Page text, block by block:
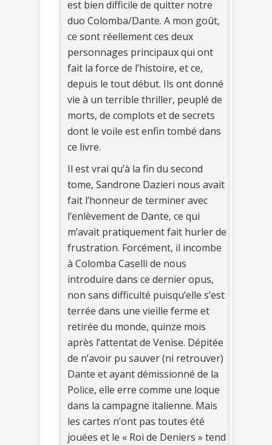
est bien difficile de quitter notre
duo Colomba/Dante. A mon goût,
ce sont réellement ces deux
personnages principaux qui ont
fait la force de l’histoire, et ce,
depuis le tout début. Ils ont donné
vie à un terrible thriller, peuplé de
morts, de complots et de secrets
dont le voile est enfin tombé dans
ce livre.
Il est vrai qu’à la fin du second
tome, Sandrone Dazieri nous avait
fait l’honneur de terminer avec
l’enlèvement de Dante, ce qui
m’avait pratiquement fait hurler de
frustration. Forcément, il incombe
à Colomba Caselli de nous
introduire dans ce dernier opus,
non sans difficulté puisqu’elle s’est
terrée dans une vieille ferme et
retirée du monde, quinze mois
après l’attentat de Venise. Dépitée
de n’avoir pu sauver (ni retrouver)
Dante et ayant démissionné de la
Police, elle erre comme une loque
dans la campagne italienne. Mais
les cartes n’ont pas toutes été
jouées et le « Roi de Deniers » tend